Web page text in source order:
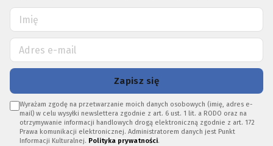
Zapisz się
Wyrażam zgodę na przetwarzanie moich danych osobowych (imię, adres e-
mail) w celu wysyłki newslettera zgodnie z art. 6 ust. 1 lit. a RODO oraz na
otrzymywanie informacji handlowych drogą elektroniczną zgodnie z art. 172
Prawa komunikacji elektronicznej. Administratorem danych jest Punkt
Informacji Kulturalnej. Polityka prywatności.